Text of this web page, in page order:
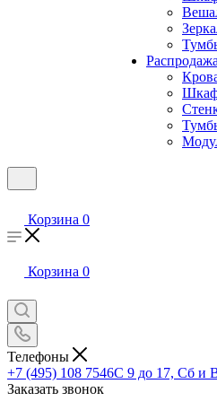
Распродажа
Корзина 0
Корзина 0
Телефоны
+7 (495) 108 7546С 9 до 17, Сб и
Заказать звонок